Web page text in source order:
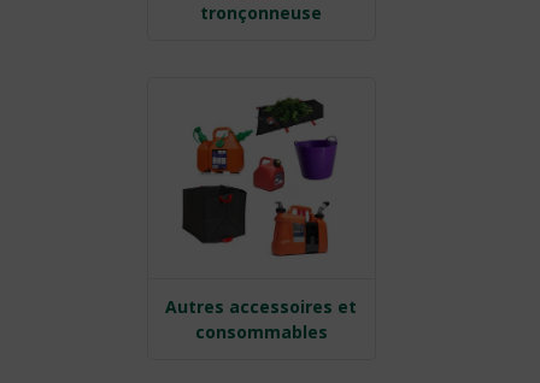
tronçonneuse
Autres accessoires et
consommables